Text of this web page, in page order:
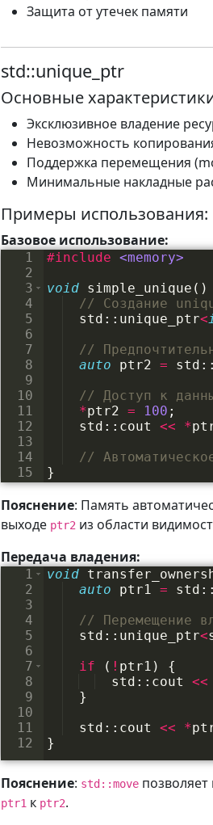
Защита от утечек памяти
std::unique_ptr
Основные
Эксклюзивное владение
Невозможность
Поддержка перемещения
Минимальные накладные
Примеры использования:
Базовое использование:
1
2
3
4
5
6
7
8
9
10
11
12
13
14
15
#include <memory>
void simple_unique ( )
// Создание
std :: unique_ptr<
//
auto
ptr2 = std ::
// Доступ к
*ptr2 = 100 ;
std :: cout << *
//
}
Пояснение: Память
выходе ptr2 из области
Передача владения:
1
2
3
4
5
6
7
8
9
10
11
12
void
auto
ptr1 = std ::
// Перемещение
std :: unique_ptr<
if
( ! ptr1 )
{
std :: cout <<
}
std :: cout << *
}
Пояснение: std::move
ptr1 к ptr2.